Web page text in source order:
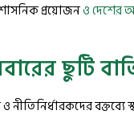
প্রয়োজনও দেশের
ছুটি
ও নীতিনির্ধারকদের